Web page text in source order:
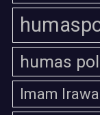
humas
Imam